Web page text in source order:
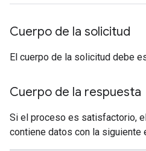
Cuerpo de la solicitud
El cuerpo de la solicitud debe
Cuerpo de la respuesta
Si el proceso es satisfactorio,
contiene datos con la siguiente